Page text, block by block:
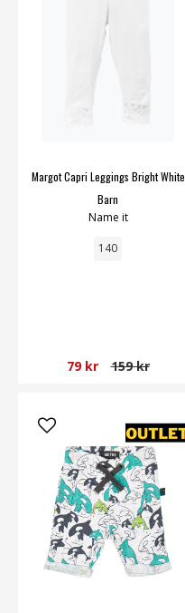
Margot Capri Leggings Bright White
Barn
Name it
140
79 kr 159 kr